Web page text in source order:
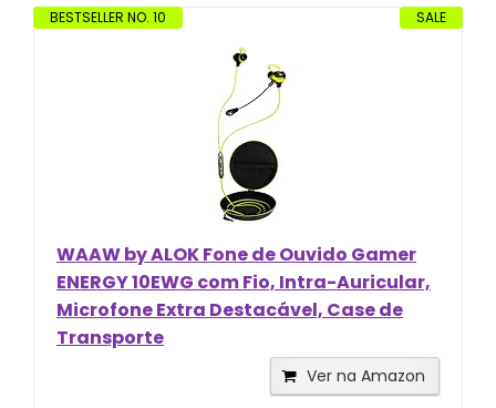
SALE
BESTSELLER NO. 10
WAAW by ALOK Fone de Ouvido Gamer
ENERGY 10EWG com Fio, Intra-Auricular,
Microfone Extra Destacável, Case de
Transporte
Ver na Amazon